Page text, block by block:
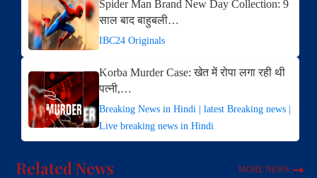
Spider Man Brand New Day Collection: 9
साल बाद बाहुबली…
IBC24 Originals
Korba Murder Case: खेत में रोपा लगा रही थी
पत्नी,…
Breaking News in Hindi | latest Breaking news |
Live breaking news in Hindi
Related News MORE NEWS